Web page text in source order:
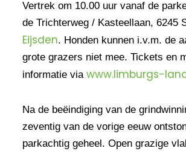
Vertrek om 10.00 uur vanaf de
de Trichterweg / Kasteellaan, 6245
Eijsden. Honden kunnen i.v.m. de
grote grazers niet mee. Tickets en
informatie via www.limburgs-
Na de beëindiging van de
zeventig van de vorige eeuw
parkachtig geheel. Open grazige